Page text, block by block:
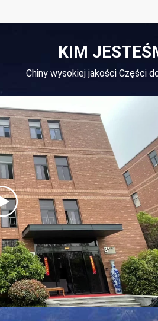
KIM
Chiny wysokiej jakości Części